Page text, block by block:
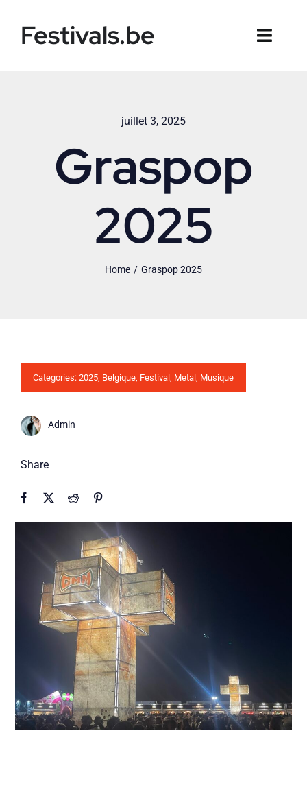
contentFestivals.be
Festivals par catégoriesjuillet 3, 2025
Graspop
2025
Home Graspop 2025
Categories: 2025, Belgique, Festival , Metal , Musique
Admin
Share